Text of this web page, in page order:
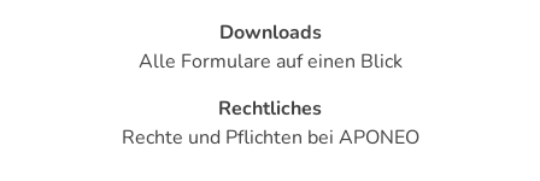
Downloads
Alle Formulare auf einen Blick
Rechtliches
Rechte und Pflichten bei APONEO